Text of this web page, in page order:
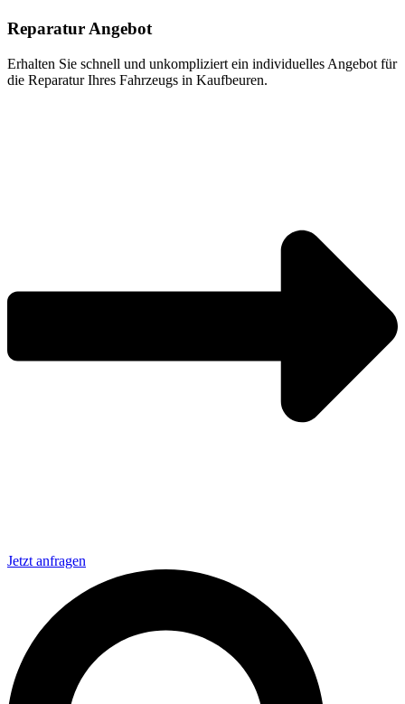
Reparatur Angebot
Erhalten Sie schnell und unkompliziert ein individuelles Angebot für
die Reparatur Ihres Fahrzeugs in Kaufbeuren.
Jetzt anfragen